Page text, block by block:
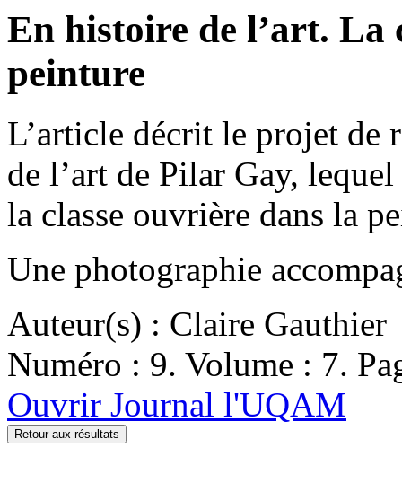
En histoire de l’art. La
peinture
L’article décrit le projet de
de l’art de Pilar Gay,
la classe ouvrière dans la
Une photographie
Auteur(s) : Claire Gauthier
Numéro : 9. Volume : 7.
Ouvrir Journal l'UQAM
Retour aux résultats